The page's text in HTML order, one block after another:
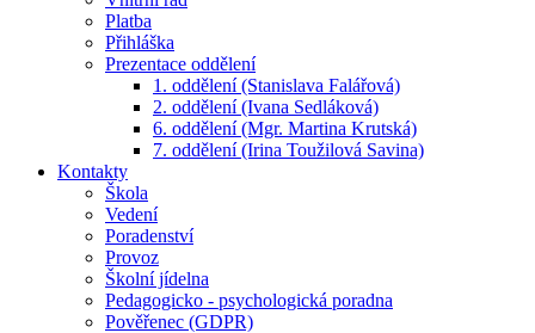
Platba
Přihláška
Prezentace oddělení
1. oddělení (Stanislava Falářová)
2. oddělení (Ivana Sedláková)
6. oddělení (Mgr. Martina Krutská)
7. oddělení (Irina Toužilová Savina)
Kontakty
Škola
Vedení
Poradenství
Provoz
Školní jídelna
Pedagogicko - psychologická poradna
Pověřenec (GDPR)